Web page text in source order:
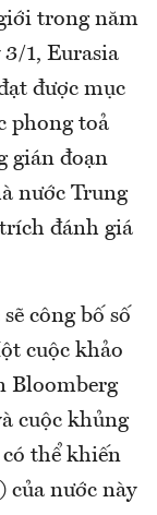
trong năm
1, Eurasia
được mục
phong toả
gián đoạn
nước Trung
đánh giá
công bố số
cuộc khảo
Bloomberg
cuộc khủng
thể khiến
của nước này